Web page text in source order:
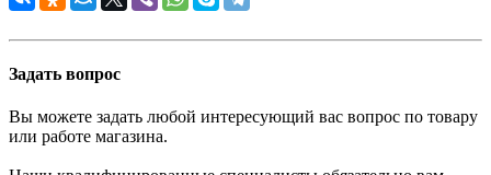
Задать вопрос
Вы можете задать любой интересующий вас вопрос по товару
или работе магазина.